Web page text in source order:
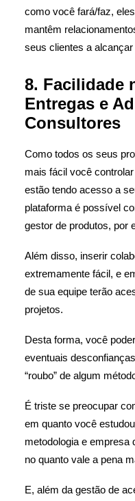
como você fará/faz,
mantêm
seus clientes a
8. Facilidade
Entregas e
Consultores
Como todos os seus
mais fácil você
estão tendo acesso a
plataforma é possível
gestor de produtos, por
Além disso, inserir
extremamente fácil, e
de sua equipe terão
projetos.
Desta forma, você
eventuais
“roubo” de algum
É triste se preocupar
em quanto você
metodologia e empresa
no quanto vale a pena
E, além da gestão de